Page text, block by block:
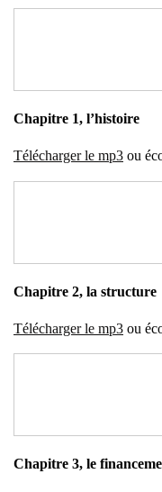
Cha­pitre 1, l’his­toire
Télé­char­ger le mp3 ou
Cha­pitre 2, la struc­ture
Télé­char­ger le mp3 ou
Cha­pitre 3, le